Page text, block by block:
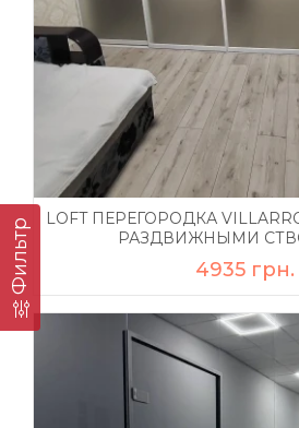
Фильтр
LOFT ПЕРЕГОРОДКА
РАЗДВИЖНЫМИ
4935 грн.